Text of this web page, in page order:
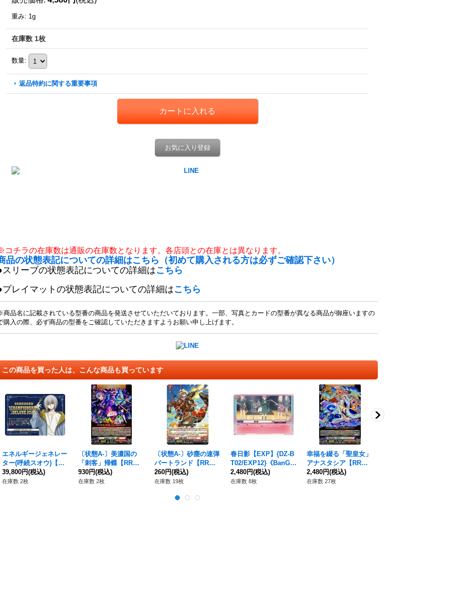
重み: 1g
在庫数 1枚
数量:
返品特約に関する重要事項
お気に入り登録
コチラの在庫数は通販の在庫数となります。各店頭との在庫とは異なります。
品の状態表記についての詳細はこちら（初めて購入される方は必ずご確認下さい）
スリーブの状態表記についての詳細はこちら
プレイマットの状態表記についての詳細はこちら
商品名に記載されている型番の商品を発送させていただいております。一部、写真とカードの型番が異なる商品が御座いますの
購入の際、必ず商品の型番をご確認していただきますようお願い申し上げます。
この商品を買った人は、こんな商品も買っています
エネルギージェネレー
ター(呼続スオウ)【P
R】{D-PR/852}《その
他》
39,800円(税込)
在庫数 2枚
〔状態A-〕美濃国の
「刺客」帰蝶【RR】
{D-TB06/026}《モンス
ターストライク》
930円(税込)
在庫数 2枚
〔状態A-〕砂塵の速弾
バートランド【RR】
{DZ-SS01/016}《ドラ
ゴンエンパイア》
260円(税込)
在庫数 19枚
春日影【EXP】{DZ-B
T02/EXP12}《BanGD
ream!》
2,480円(税込)
在庫数 8枚
幸福を綴る「聖皇女」
アナスタシア【RR】
{D-TB06/019}《モンス
ターストライク》
2,480円(税込)
在庫数 27枚